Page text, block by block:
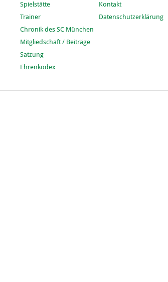
Spielstätte
Trainer
Chronik des SC München
Mitgliedschaft / Beiträge
Satzung
Ehrenkodex
Kontakt
Datenschutzerklärung